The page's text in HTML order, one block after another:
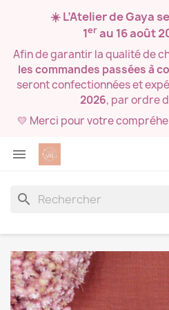
☀️ L’Atelier de Gaya
1erau 16 août
Afin de garantir la qualité de
les commandes passées à
seront confectionnées et
2026, par ordre
💛 Merci pour votre

search